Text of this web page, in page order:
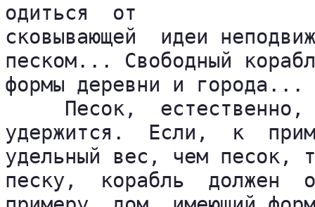
одиться  от
сковывающей  идеи
песком... Свободный
формы деревни и города...
Песок,
удержится.  Если,  к
удельный вес, чем песок,
песку,  корабль  должен